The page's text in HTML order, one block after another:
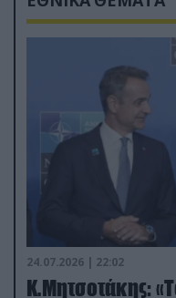
24.07.2026 | 22:02
Κ.Μητσοτάκης: